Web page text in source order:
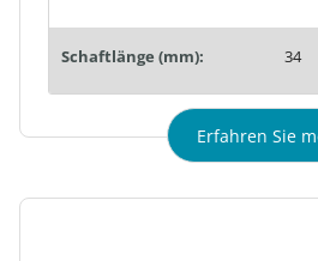
Schaftlänge (mm): 34
Erfahren Sie